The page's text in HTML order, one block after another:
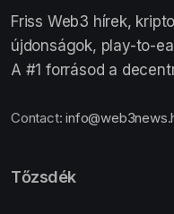
Friss Web3 hírek,
újdonságok, play-to-
A #1 forrásod a
Contact:
Tőzsdék